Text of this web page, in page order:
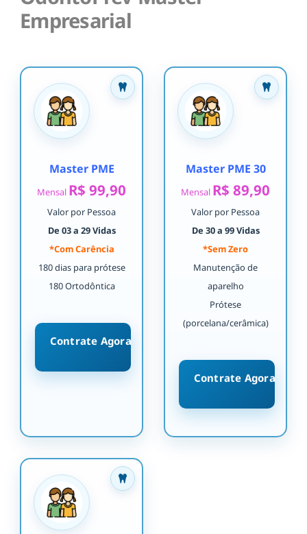
Empresarial
Master PME
Mensal R$ 99,90
Valor por Pessoa
De 03 a 29 Vidas
*Com Carência
180 dias para prótese
180 Ortodôntica
Contrate Agora
Master PME 30
Mensal R$ 89,90
Valor por Pessoa
De 30 a 99 Vidas
*Sem Zero
Manutenção de
aparelho
Prótese
(porcelana/cerâmica)
Contrate Agora